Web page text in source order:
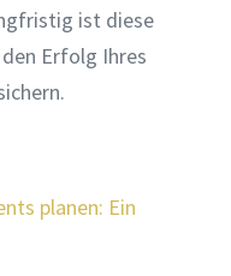
ist diese
Erfolg Ihres
planen: Ein